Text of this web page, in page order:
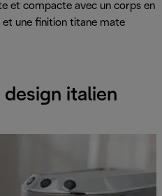
et compacte avec un corps en
et une finition titane mate
italien